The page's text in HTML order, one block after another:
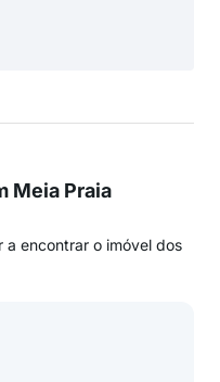
Meia Praia
a encontrar o imóvel dos